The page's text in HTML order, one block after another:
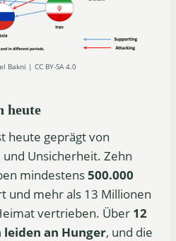
Bakni | CC BY-SA 4.0
heute
heute geprägt von
Unsicherheit. Zehn
mindestens500.000
und mehr als 13 Millionen
vertrieben. Über 12
an Hunger, und die